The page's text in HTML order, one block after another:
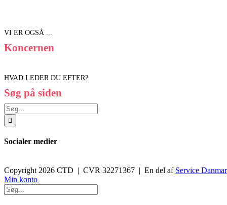
VI ER OGSÅ ...
Koncernen
HVAD LEDER DU EFTER?
Søg på siden
Søg
efter:
Socialer medier
Copyright 2026 CTD | CVR 32271367 | En del af Service
Toggle
Sliding
Bar
Min konto